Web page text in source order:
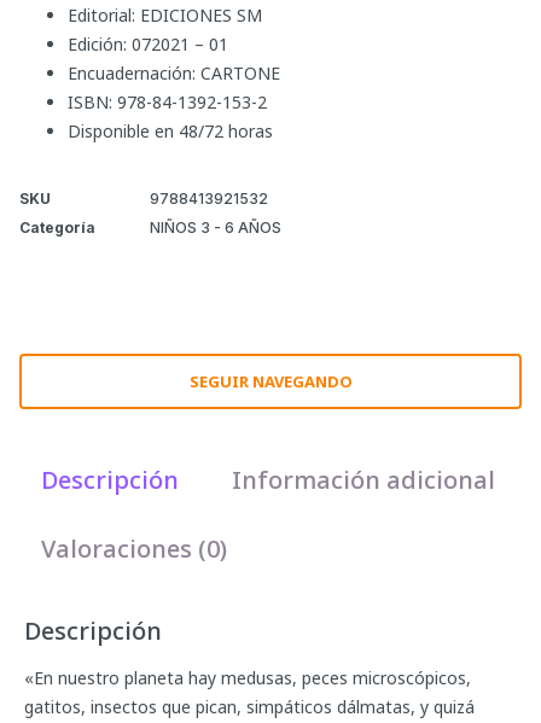
Editorial: EDICIONES SM
Edición: 072021 – 01
Encuadernación: CARTONE
ISBN: 978-84-1392-153-2
Disponible en 48/72 horas
SKU
9788413921532
Categoría
NIÑOS 3 - 6 AÑOS
SEGUIR NAVEGANDO
Descripción Información adicional
Valoraciones (0)
Descripción
«En nuestro planeta hay medusas, peces microscópicos,
gatitos, insectos que pican, simpáticos dálmatas, y quizá